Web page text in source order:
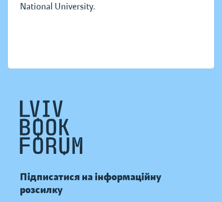
National University.
Підписатися на інформаційну
розсилку